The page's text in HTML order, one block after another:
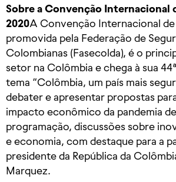
Sobre a Convenção Internacional
2020A Convenção Internacional de
promovida pela Federação de
Colombianas (Fasecolda), é o
setor na Colômbia e chega à sua
tema “Colômbia, um país mais
debater e apresentar propostas
impacto econômico da pandemia
programação, discussões sobre
e economia, com destaque para a
presidente da República da
Marquez.